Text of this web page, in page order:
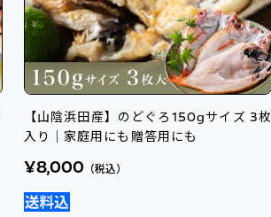
【山陰浜田産】のどぐろ150gサイズ 3枚
入り｜家庭用にも贈答用にも
¥8,000（税込）